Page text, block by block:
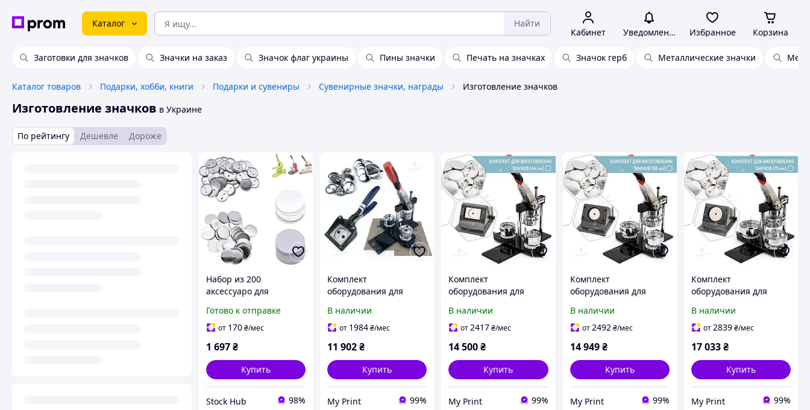
Каталог Найти
Кабинет Уведомления Избранное Корзина
Заготовки для значков Значки на заказ Значок флаг украины Пины значки Печать на значках Значок герб Металлические значки
Каталог товаров Подарки, хобби, книги Подарки и сувениры Сувенирные значки, награды Изготовление значков
Изготовление значков в Украине
По рейтингу Дешевле Дороже
Набор из 200
аксессуаро для
Buttons Selber
Универсальный DIY-
значков
Готово к отправке
от 170₴/мес
1 697₴
Купить
Stock Hub 98%
Комплект
оборудования для
с ручной высечкой 25
мм (6745)
В наличии
от 1984₴/мес
11 902₴
Купить
My Print 99%
Комплект
оборудования для
44 мм (6746)
В наличии
от2417₴/мес
14 500₴
Купить
My Print 99%
Комплект
оборудования для
58 мм (6747)
В наличии
от2492 ₴/мес
14 949 ₴
Купить
My Print 99%
Комплект
оборудования для
75 мм (6748)
В наличии
от2839₴/мес
17 033₴
Купить
My Print 99%